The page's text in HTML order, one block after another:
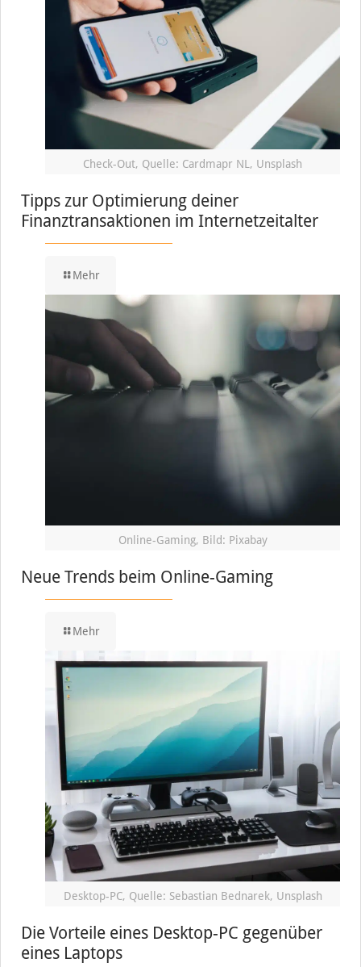
Check-Out, Quelle: Cardmapr NL, Unsplash
Tipps zur Optimierung deiner
Finanztransaktionen im Internetzeitalter
Mehr
Online-Gaming, Bild: Pixabay
Neue Trends beim Online-Gaming
Mehr
Desktop-PC, Quelle: Sebastian Bednarek, Unsplash
Die Vorteile eines Desktop-PC gegenüber
eines Laptops